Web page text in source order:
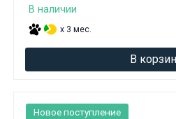
В наличии
x 3 мес.
В
Новое поступление